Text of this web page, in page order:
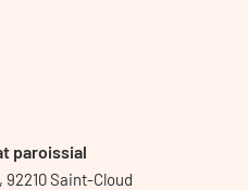
paroissial
92210 Saint-Cloud